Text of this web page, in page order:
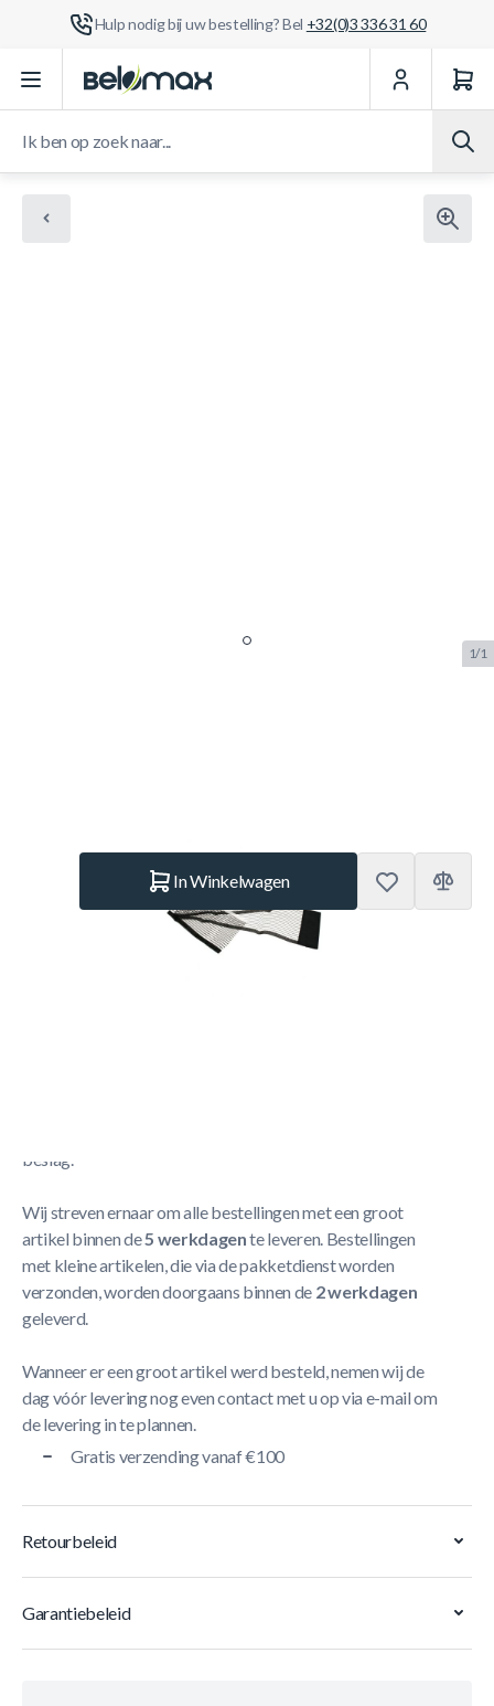
Hulp nodig bij uw bestelling? Bel +32(0)3 336 31 60
Ga naar de inhoud
1/1
In Winkelwagen
beslag.
Wij streven ernaar om alle bestellingen met een groot
artikel binnen de5 werkdagente leveren. Bestellingen
met kleine artikelen, die via de pakketdienst worden
verzonden, worden doorgaans binnen de 2 werkdagen
geleverd.
Wanneer er een groot artikel werd besteld, nemen wij de
dag vóór levering nog even contact met u op via e-mail om
de levering in te plannen.
Gratis verzending vanaf €100
Retourbeleid
Garantiebeleid